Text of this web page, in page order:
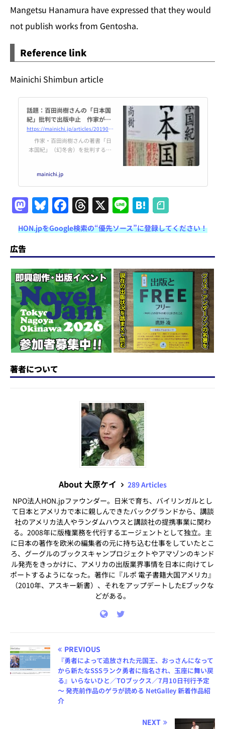
Mangetsu Hanamura have expressed that they would
not publish works from Gentosha.
Reference link
Mainichi Shimbun article
話題：百田尚樹さんの「日本国
紀」批判で出版中止 作家が幻
冬舎を批判 | 毎日新聞
https://mainichi.jp/articles/20190515/k00/00m/040/310000c
作家・百田尚樹さんの著書「日
本国紀」（幻冬舎）を批判する投
本を出せなくなった」と作家の津
原泰水（やすみ）さん（54）が訴
で発売されている津原さんの小説
が今春、同社から文庫化される予
mainichi.jp
M
a
st
o
d
o
n
Bl
u
e
s
k
y
F
a
c
e
b
o
o
k
T
h
re
a
d
s
X Li
n
e
H
at
e
n
a
HON.jpをGoogle検索の“優先ソース”に登録してください！
広告
著者について
About 大原ケイ
289 Articles
NPO法人HON.jpファウンダー。日米で育ち、バイリンガルとし
て日本とアメリカで本に親しんできたバックグランドから、講談
社のアメリカ法人やランダムハウスと講談社の提携事業に関わ
る。2008年に版権業務を代行するエージェントとして独立。主
に日本の著作を欧米の編集者の元に持ち込む仕事をしていたとこ
ろ、グーグルのブックスキャンプロジェクトやアマゾンのキンド
ル発売をきっかけに、アメリカの出版業界事情を日本に向けてレ
ポートするようになった。著作に『ルポ 電子書籍大国アメリカ』
（2010年、アスキー新書）、それをアップデートしたEブックな
どがある。
PREVIOUS
『勇者によって追放された元国王、おっさんになって
から新たなSSSランク勇者に指名され、玉座に舞い戻
る』いらないひと／TOブックス／7月10日刊行予定
～ 発売前作品のゲラが読める NetGalley 新着作品紹
介
NEXT